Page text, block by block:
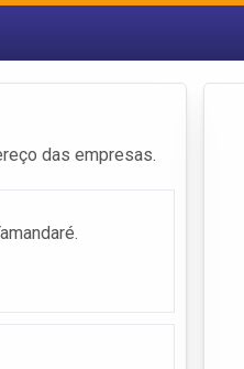
das empresas.